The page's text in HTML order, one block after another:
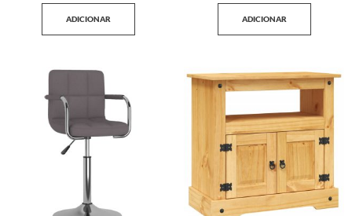
ADICIONAR ADICIONAR